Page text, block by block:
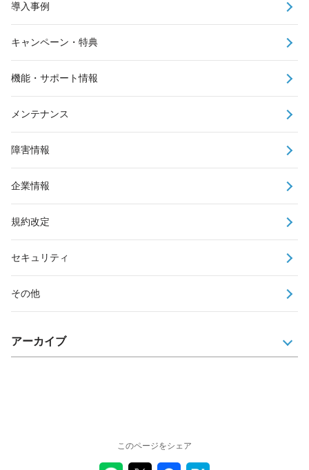
導入事例
キャンペーン・特典
機能・サポート情報
メンテナンス
障害情報
企業情報
規約改定
セキュリティ
その他
アーカイブ
このページをシェア